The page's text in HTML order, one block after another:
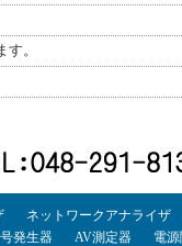
。
ネットワークアナライザ
発生器 AV測定器 電